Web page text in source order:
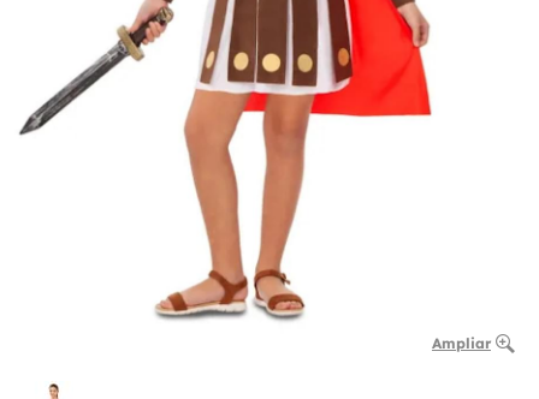
Ampliar